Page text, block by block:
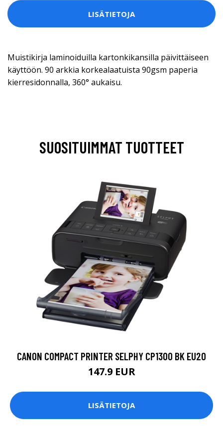
LISÄTIETOJA
Muistikirja laminoiduilla kartonkikansilla päivittäiseen
käyttöön. 90 arkkia korkealaatuista 90gsm paperia
kierresidonnalla, 360° aukaisu.
SUOSITUIMMAT TUOTTEET
CANON COMPACT PRINTER SELPHY CP1300 BK EU20
147.9 EUR
LISÄTIETOJA